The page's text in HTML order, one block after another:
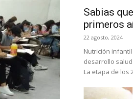
Sabias
primeros
22 agosto, 2024
Nutrición
desarrollo
La etapa de los